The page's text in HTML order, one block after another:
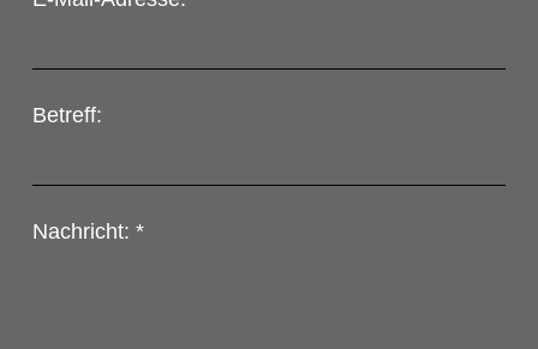
Betreff:
Nachricht: *